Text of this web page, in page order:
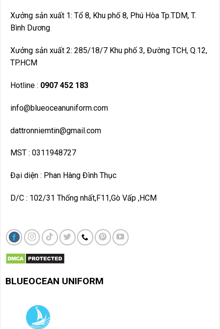
Xưởng sản xuất 1: Tổ 8, Khu phố 8, Phú Hòa Tp.TDM, T.
Bình Dương
Xưởng sản xuất 2: 285/18/7 Khu phố 3, Đường TCH, Q.12,
TP.HCM
Hotline : 0907 452 183
info@blueoceanuniform.com
dattronniemtin@gmail.com
MST : 0311948727
Đại diện : Phan Hàng Đình Thục
D/C : 102/31 Thống nhất,F11,Gò Vấp ,HCM
BLUEOCEAN UNIFORM